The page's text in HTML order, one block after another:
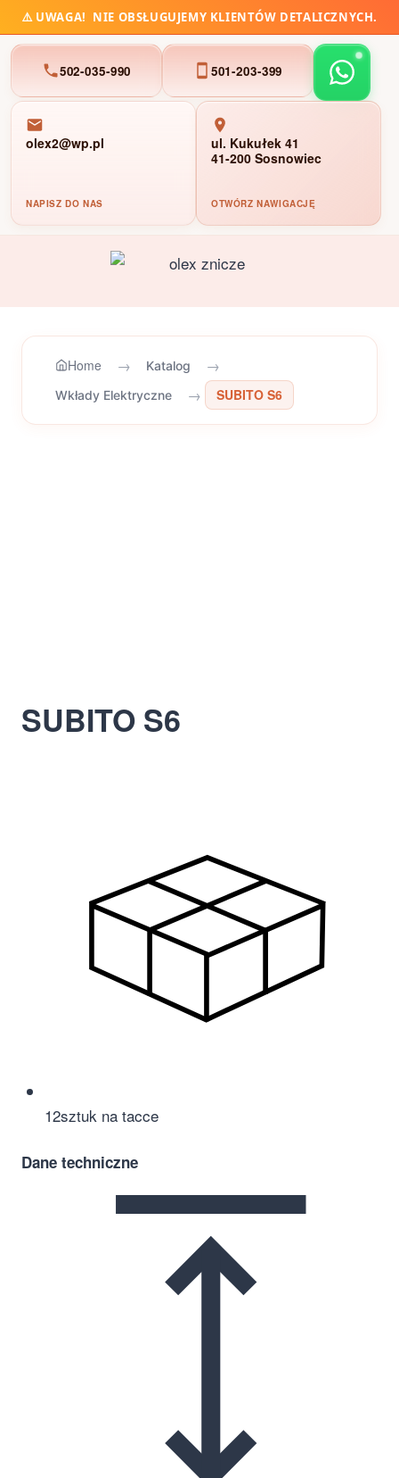
⚠️ UWAGA! NIE OBSŁUGUJEMY KLIENTÓW DETALICZNYCH.
502-035-990 501-203-399
olex2@wp.pl
NAPISZ DO NAS
ul. Kukułek 41
41-200 Sosnowiec
OTWÓRZ NAWIGACJĘ
Home → Katalog →
Wkłady Elektryczne → SUBITO S6
SUBITO S6
12sztuk na tacce
Dane techniczne